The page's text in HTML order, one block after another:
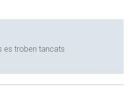
es troben tancats